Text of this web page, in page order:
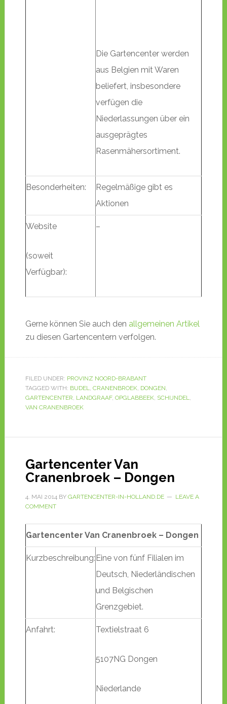
Die Gartencenter werden
aus Belgien mit Waren
beliefert, insbesondere
verfügen die
Niederlassungen über ein
ausgeprägtes
Rasenmähersortiment.
Besonderheiten:
Regelmäßige gibt es
Aktionen
Website
(soweit
Verfügbar):
–
Gerne können Sie auch den allgemeinen Artikel
zu diesen Gartencentern verfolgen.
FILED UNDER: PROVINZ NOORD-BRABANT
TAGGED WITH: BUDEL, CRANENBROEK, DONGEN,
GARTENCENTER, LANDGRAAF, OPGLABBEEK, SCHIJNDEL,
VAN CRANENBROEK
Gartencenter Van
Cranenbroek – Dongen
4. MAI 2014BY GARTENCENTER-IN-HOLLAND.DE
LEAVE A
COMMENT
Gartencenter Van Cranenbroek – Dongen
Kurzbeschreibung: Eine von fünf Filialen im
Deutsch, Niederländischen
und Belgischen
Grenzgebiet.
Anfahrt: Textielstraat 6
5107NG Dongen
Niederlande